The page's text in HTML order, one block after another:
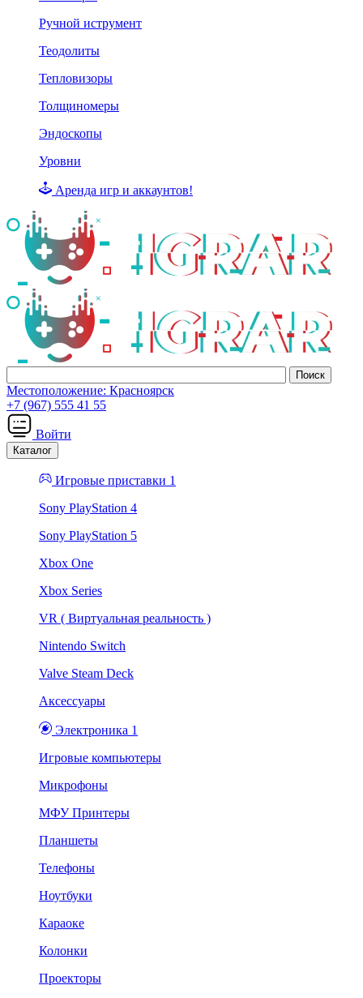
Ручной иструмент
Теодолиты
Тепловизоры
Толщиномеры
Эндоскопы
Уровни
Аренда игр и аккаунтов!
Местоположение: Красноярск
+7 (967) 555 41 55
Войти
Каталог
Игровые приставки 1
Sony PlayStation 4
Sony PlayStation 5
Xbox One
Xbox Series
VR ( Виртуальная реальность )
Nintendo Switch
Valve Steam Deck
Аксессуары
Электроника 1
Игровые компьютеры
Микрофоны
МФУ Принтеры
Планшеты
Телефоны
Ноутбуки
Караоке
Колонки
Проекторы